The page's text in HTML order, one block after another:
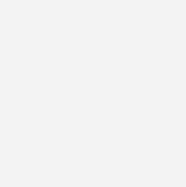
aus
pflanzliche Vielfalt
anderen
gewachsen,
Insekten oder
botanischen Flächen